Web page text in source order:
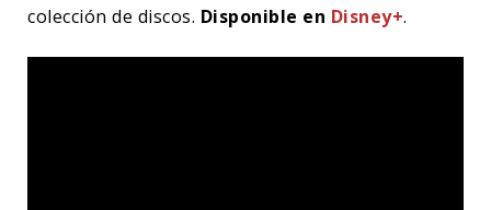
colección de discos. Disponible en Disney+.